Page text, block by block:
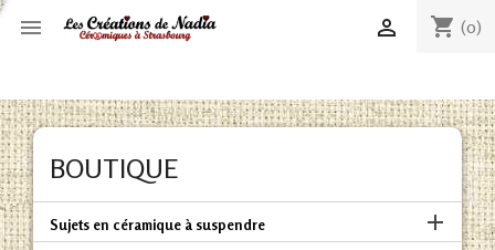
 shopping_cart (0)

BOUTIQUE
Sujets en céramique à suspendre 